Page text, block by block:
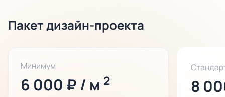
Пакет дизайн-проекта
Минимум
6 000 ₽ / м 2 8